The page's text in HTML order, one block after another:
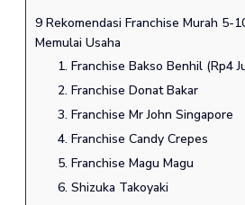
9 Rekomendasi Franchise Murah 5-
Memulai Usaha
1. Franchise Bakso Benhil (Rp4
2. Franchise Donat Bakar
3. Franchise Mr John Singapore
4. Franchise Candy Crepes
5. Franchise Magu Magu
6. Shizuka Takoyaki